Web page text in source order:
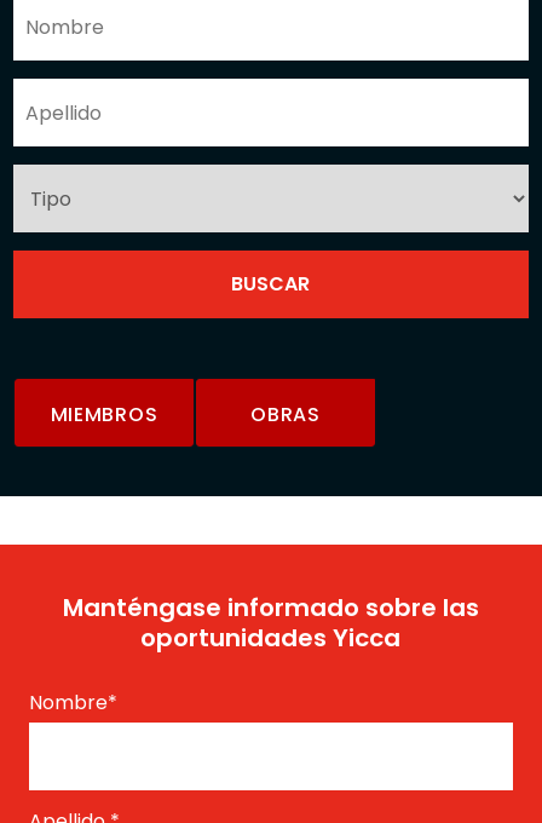
MIEMBROS OBRAS
Manténgase informado sobre las
oportunidades Yicca
Nombre*